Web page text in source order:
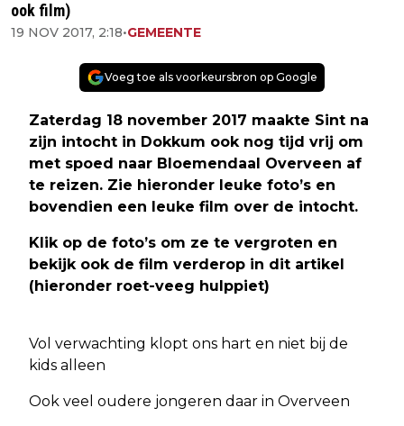
ook film)
19 NOV 2017, 2:18•GEMEENTE
Voeg toe als voorkeursbron op Google
Zaterdag 18 november 2017 maakte Sint na
zijn intocht in Dokkum ook nog tijd vrij om
met spoed naar Bloemendaal Overveen af
te reizen. Zie hieronder leuke foto’s en
bovendien een leuke film over de intocht.
Klik op de foto’s om ze te vergroten en
bekijk ook de film verderop in dit artikel
(hieronder roet-veeg hulppiet)
Vol verwachting klopt ons hart en niet bij de
kids alleen
Ook veel oudere jongeren daar in Overveen